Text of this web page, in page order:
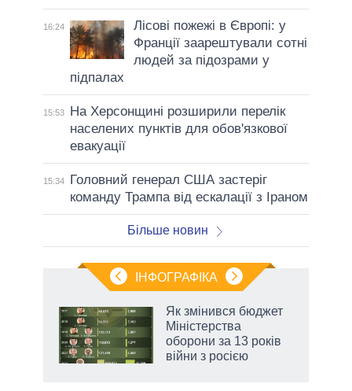
16:24
Лісові пожежі в Європі: у
Франції заарештували сотні
людей за підозрами у
підпалах
15:53
На Херсонщині розширили перелік
населених пунктів для обов'язкової
евакуації
15:34
Головний генерал США застеріг
команду Трампа від ескалації з Іраном
Більше новин
ІНФОГРАФІКА
Як змінився бюджет
Міністерства
оборони за 13 років
війни з росією